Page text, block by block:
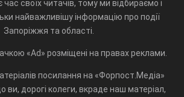
час своїх читачів, тому ми відбираємо і
найважливішу інформацію про події
Запоріжжя та області.
«Ad» розміщені на правах реклами.
посилання на «Форпост.Медіа»
ви, дорогі колеги, вкраде наш матеріал,